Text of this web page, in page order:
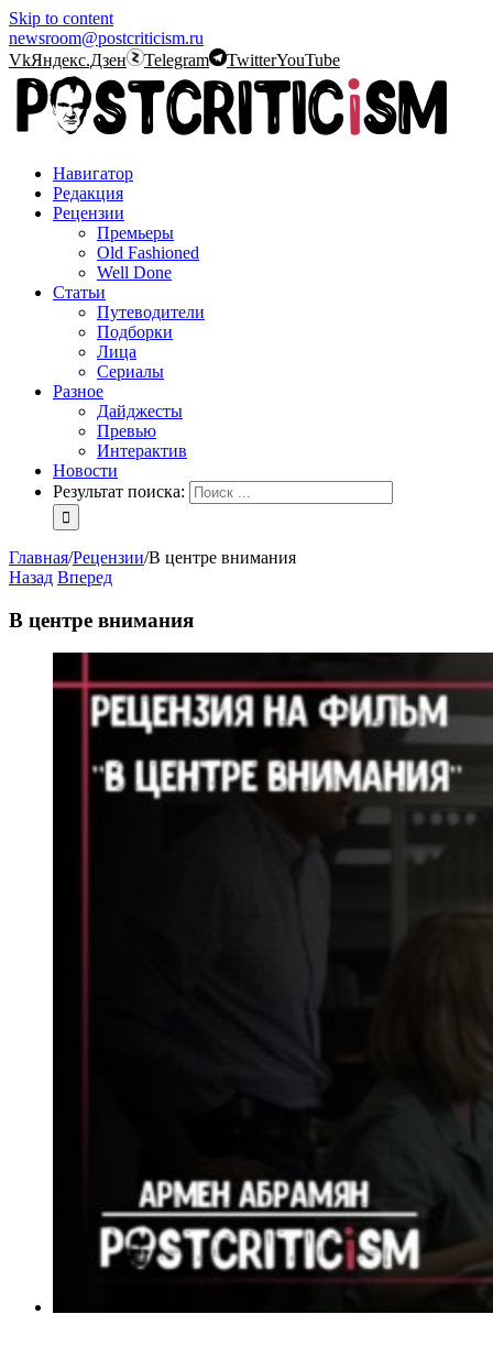
Skip to content
newsroom@postcriticism.ru
VkЯндекс.Дзен Telegram TwitterYouTube
Навигатор
Редакция
Рецензии
Премьеры
Old Fashioned
Well Done
Статьи
Путеводители
Подборки
Лица
Сериалы
Разное
Дайджесты
Превью
Интерактив
Новости
Результат поиска:
Главная/Рецензии/В центре внимания
Назад Вперед
В центре внимания